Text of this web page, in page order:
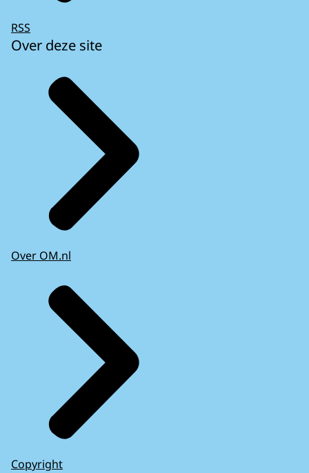
RSS
Over deze site
Over OM.nl
Copyright